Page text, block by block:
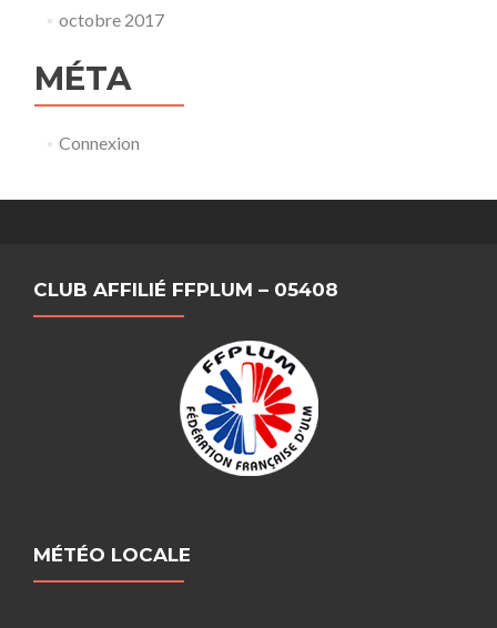
octobre 2017
MÉTA
Connexion
CLUB AFFILIÉ FFPLUM – 05408
MÉTÉO LOCALE